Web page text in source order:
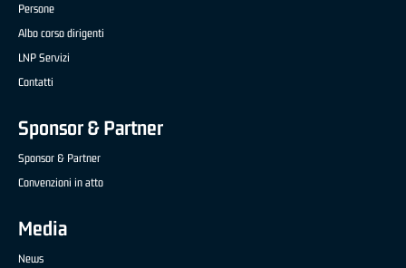
Persone
Albo corso dirigenti
LNP Servizi
Contatti
Sponsor & Partner
Sponsor & Partner
Convenzioni in atto
Media
News